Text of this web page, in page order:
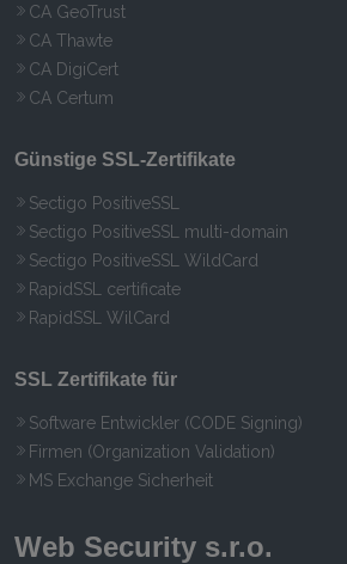
CA GeoTrust
CA Thawte
CA DigiCert
CA Certum
Günstige SSL-Zertifikate
Sectigo PositiveSSL
Sectigo PositiveSSL multi-domain
Sectigo PositiveSSL WildCard
RapidSSL certificate
RapidSSL WilCard
SSL Zertifikate für
Software Entwickler (CODE Signing)
Firmen (Organization Validation)
MS Exchange Sicherheit
Web Security s.r.o.